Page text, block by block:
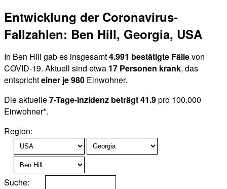
Entwicklung der Coronavirus-
Fallzahlen: Ben Hill, Georgia, USA
In Ben Hill gab es insgesamt4.991 bestätigte Fällevon
COVID-19. Aktuell sind etwa 17 Personen krank, das
entsprichteiner je 980 Einwohner.
Die aktuelle7-Tage-Inzidenz beträgt 41.9pro 100.000
Einwohner*.
Region:
Suche: